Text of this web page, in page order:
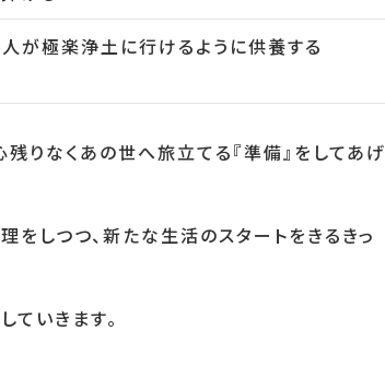
が極楽浄土に行けるように供養する
りなくあの世へ旅立てる『準備』をしてあげ
をしつつ、新たな生活のスタートをきるきっ
ていきます。